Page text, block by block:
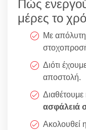
μέρες το
Με απόλυτη
Διότι
αποστολή.
Διαθέτουμε
ασφάλειά
Ακολουθεί